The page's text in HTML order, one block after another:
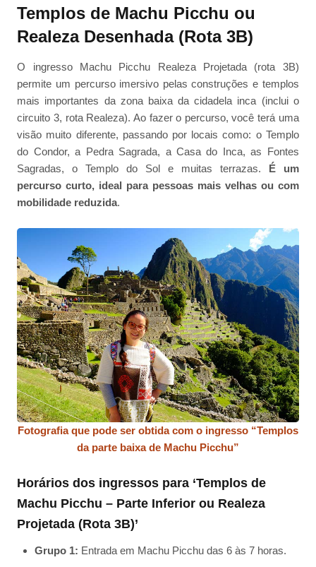
Templos de Machu Picchu ou
Realeza Desenhada (Rota 3B)
O ingresso Machu Picchu Realeza Projetada (rota 3B)
permite um percurso imersivo pelas construções e templos
mais importantes da zona baixa da cidadela inca (inclui o
circuito 3, rota Realeza). Ao fazer o percurso, você terá uma
visão muito diferente, passando por locais como: o Templo
do Condor, a Pedra Sagrada, a Casa do Inca, as Fontes
Sagradas, o Templo do Sol e muitas terrazas. É um
percurso curto, ideal para pessoas mais velhas ou com
mobilidade reduzida.
Fotografia que pode ser obtida com o ingresso “Templos
da parte baixa de Machu Picchu”
Horários dos ingressos para ‘Templos de
Machu Picchu – Parte Inferior ou Realeza
Projetada (Rota 3B)’
Grupo 1: Entrada em Machu Picchu das 6 às 7 horas.